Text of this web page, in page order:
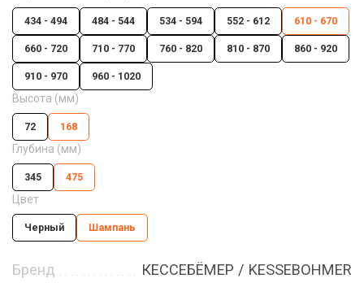
434 - 494 484 - 544 534 - 594 552 - 612 610 - 670
660 - 720 710 - 770 760 - 820 810 - 870 860 - 920
910 - 970 960 - 1020
Высота (мм)
72 168
Глубина (мм)
345 475
Цвет
Черный Шампань
Бренд
КЕССЕБЁМЕР / KESSEBOHMER